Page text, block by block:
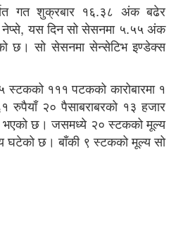
गत शुक्रबार १६.३८ अंक बढेर
नेप्से, यस दिन सो सेसनमा ५.५५ अंक
छ। सो सेसनमा सेन्सेटिभ इण्डेक्स
स्टकको १११ पटकको कारोबारमा १
२० पैसाबराबरको १३ हजार
भएको छ। जसमध्ये २० स्टकको मूल्य
छ। बाँकी ९ स्टकको मूल्य सो